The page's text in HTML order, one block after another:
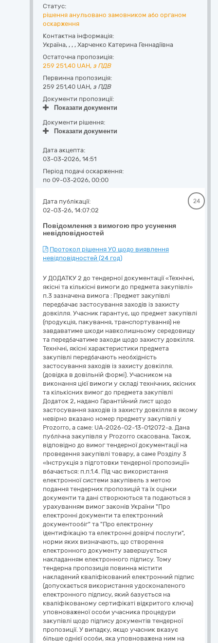
Статус:
рішення анульовано замовником або органом
оскарження
Контактна інформація:
Україна, , , , Харченко Катерина Геннадіївна
Остаточна пропозиція:
259 251,40 UAH, з ПДВ
Первинна пропозиція:
259 251,40 UAH, з ПДВ
Документи пропозиції:
Показати документи
Документи рішення:
Показати документи
Дата акцепта:
03-03-2026, 14:51
Період подачі оскарження:
по 09-03-2026, 00:00
Повідомлення з вимогою про усунення
невідповідностей
Дата публікації:
02-03-26, 14:07:02
24
Протокол рішення УО щодо виявлення
невідповідностей (24 год)
У ДОДАТКУ 2 до тендерної документації «Технічні,
якісні та кількісні вимоги до предмета закупівлі»
п.3 зазначена вимога : Предмет закупівлі
передбачає застосування заходів із захисту
довкілля. Учасник гарантує, що предмет закупівлі
(продукція, пакування, транспортування) не
завдаватиме шкоди навколишньому середовищу
та передбачатиме заходи щодо захисту довкілля.
Технічні, якісні характеристики предмета
закупівлі передбачають необхідність
застосування заходів із захисту довкілля.
(довідка в довільній формі). Учасником на
виконання цієї вимоги у складі технічних, якісних
та кількісних вимог до предмета закупівлі
Додаток 2, надано Гарантійний лист щодо
застосування заходів із захисту довкілля в якому
невірно вказано номер предмету закупівлі у
Prozorro, а саме: UA-2026-02-13-012072-a. Дана
публічна закупівля у Prozorro скасована. Також,
відповідно до вимог тендерної документації на
проведення закупівлі товару, а саме Розділу 3
«Інструкція з підготовки тендерної пропозиції»
вбачається: п.п.1.4. Під час використання
електронної системи закупівель з метою
подання тендерних пропозицій та їх оцінки
документи та дані створюються та подаються з
урахуванням вимог законів України "Про
електронні документи та електронний
документообіг" та "Про електронну
ідентифікацію та електронні довірчі послуги",
норми яких визначають, що створення
електронного документу завершується
накладанням електронного підпису. Тому
тендерна пропозиція повинна містити
накладений кваліфікований електронний підпис
(допускається використання удосконаленого
електронного підпису, який базується на
кваліфікованому сертифікаті відкритого ключа)
уповноваженої особи учасника процедури
закупівлі щодо підпису документів тендерної
пропозиції. У випадку, якщо учасник вказує
більше однієї особи, яка уповноважена ним на